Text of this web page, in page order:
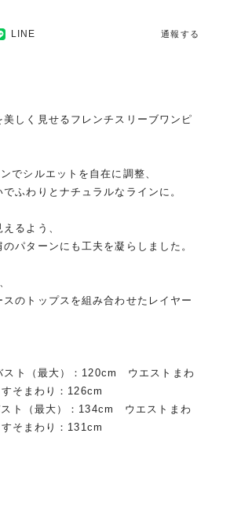
LINE 通報する
しく見せるフレンチスリーブワンピ
でシルエットを自在に調整、
ふわりとナチュラルなラインに。
るよう、
パターンにも工夫を凝らしました。
のトップスを組み合わせたレイヤー
ト（最大）：120cm ウエストまわ
そまわり：126cm
ト（最大）：134cm ウエストまわ
そまわり：131cm